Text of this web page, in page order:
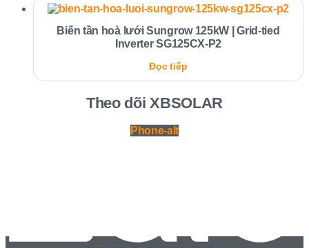
Biến tần hoà lưới Sungrow 125kW | Grid-tied
Inverter SG125CX-P2
Đọc tiếp
Theo dõi XBSOLAR
Phone-alt